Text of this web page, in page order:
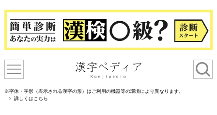
※字体・字形（表示される漢字の形）はご利用の機器等の環境により異なります。
詳しくはこちら